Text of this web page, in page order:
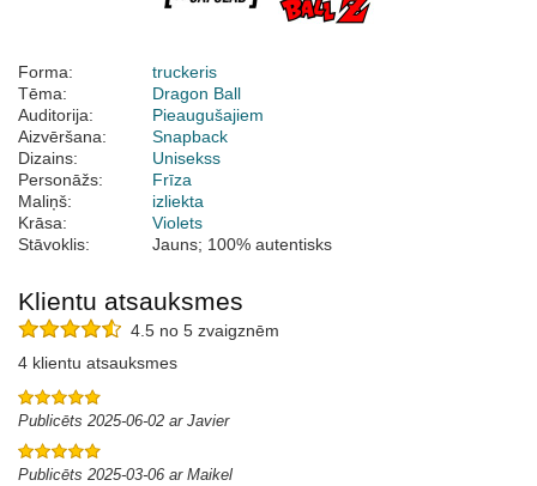
Forma:
truckeris
Tēma:
Dragon Ball
Auditorija:
Pieaugušajiem
Aizvēršana:
Snapback
Dizains:
Unisekss
Personāžs:
Frīza
Maliņš:
izliekta
Krāsa:
Violets
Stāvoklis:
Jauns; 100% autentisks
Klientu atsauksmes
4.5 no 5 zvaigznēm
4 klientu atsauksmes
Publicēts 2025-06-02 ar Javier
Publicēts 2025-03-06 ar Maikel